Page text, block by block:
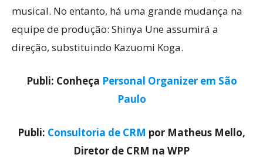
musical. No entanto, há uma grande mudança na
equipe de produção: Shinya Une assumirá a
direção, substituindo Kazuomi Koga.
Publi: Conheça Personal Organizer em São
Paulo
Publi: Consultoria de CRM por Matheus Mello,
Diretor de CRM na WPP